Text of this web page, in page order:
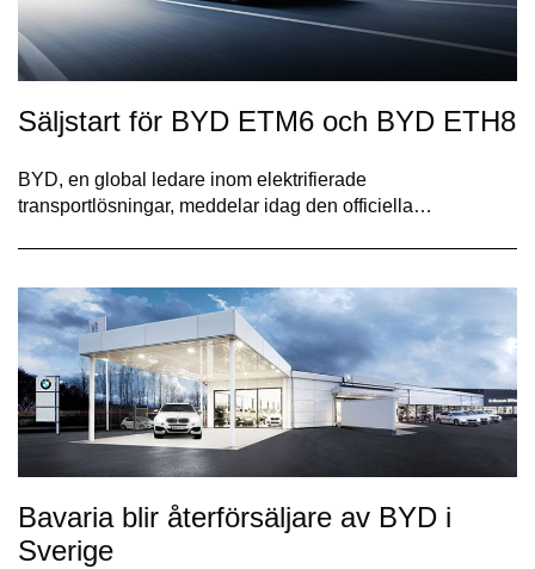
Säljstart för BYD ETM6 och BYD ETH8
BYD, en global ledare inom elektrifierade
transportlösningar, meddelar idag den officiella…
Bavaria blir återförsäljare av BYD i
Sverige